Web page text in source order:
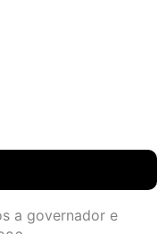
a governador e